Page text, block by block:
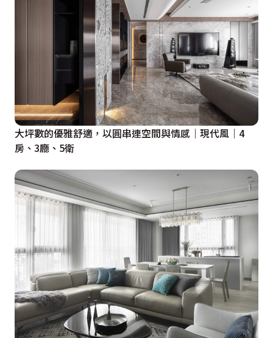
大坪數的優雅舒適，以圓串連空間與情感｜現代風｜4
房、3廳、5衛